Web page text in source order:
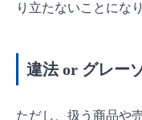
り立たないことにな
違法 or グレー
ただし、扱う商品や